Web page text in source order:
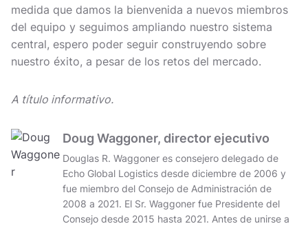
medida que damos la bienvenida a nuevos miembros
del equipo y seguimos ampliando nuestro sistema
central, espero poder seguir construyendo sobre
nuestro éxito, a pesar de los retos del mercado.
A título informativo.
Doug Waggoner, director ejecutivo
Douglas R. Waggoner es consejero delegado de
Echo Global Logistics desde diciembre de 2006 y
fue miembro del Consejo de Administración de
2008 a 2021. El Sr. Waggoner fue Presidente del
Consejo desde 2015 hasta 2021. Antes de unirse a